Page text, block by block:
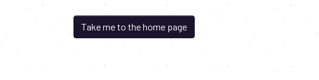
Take me to the home page